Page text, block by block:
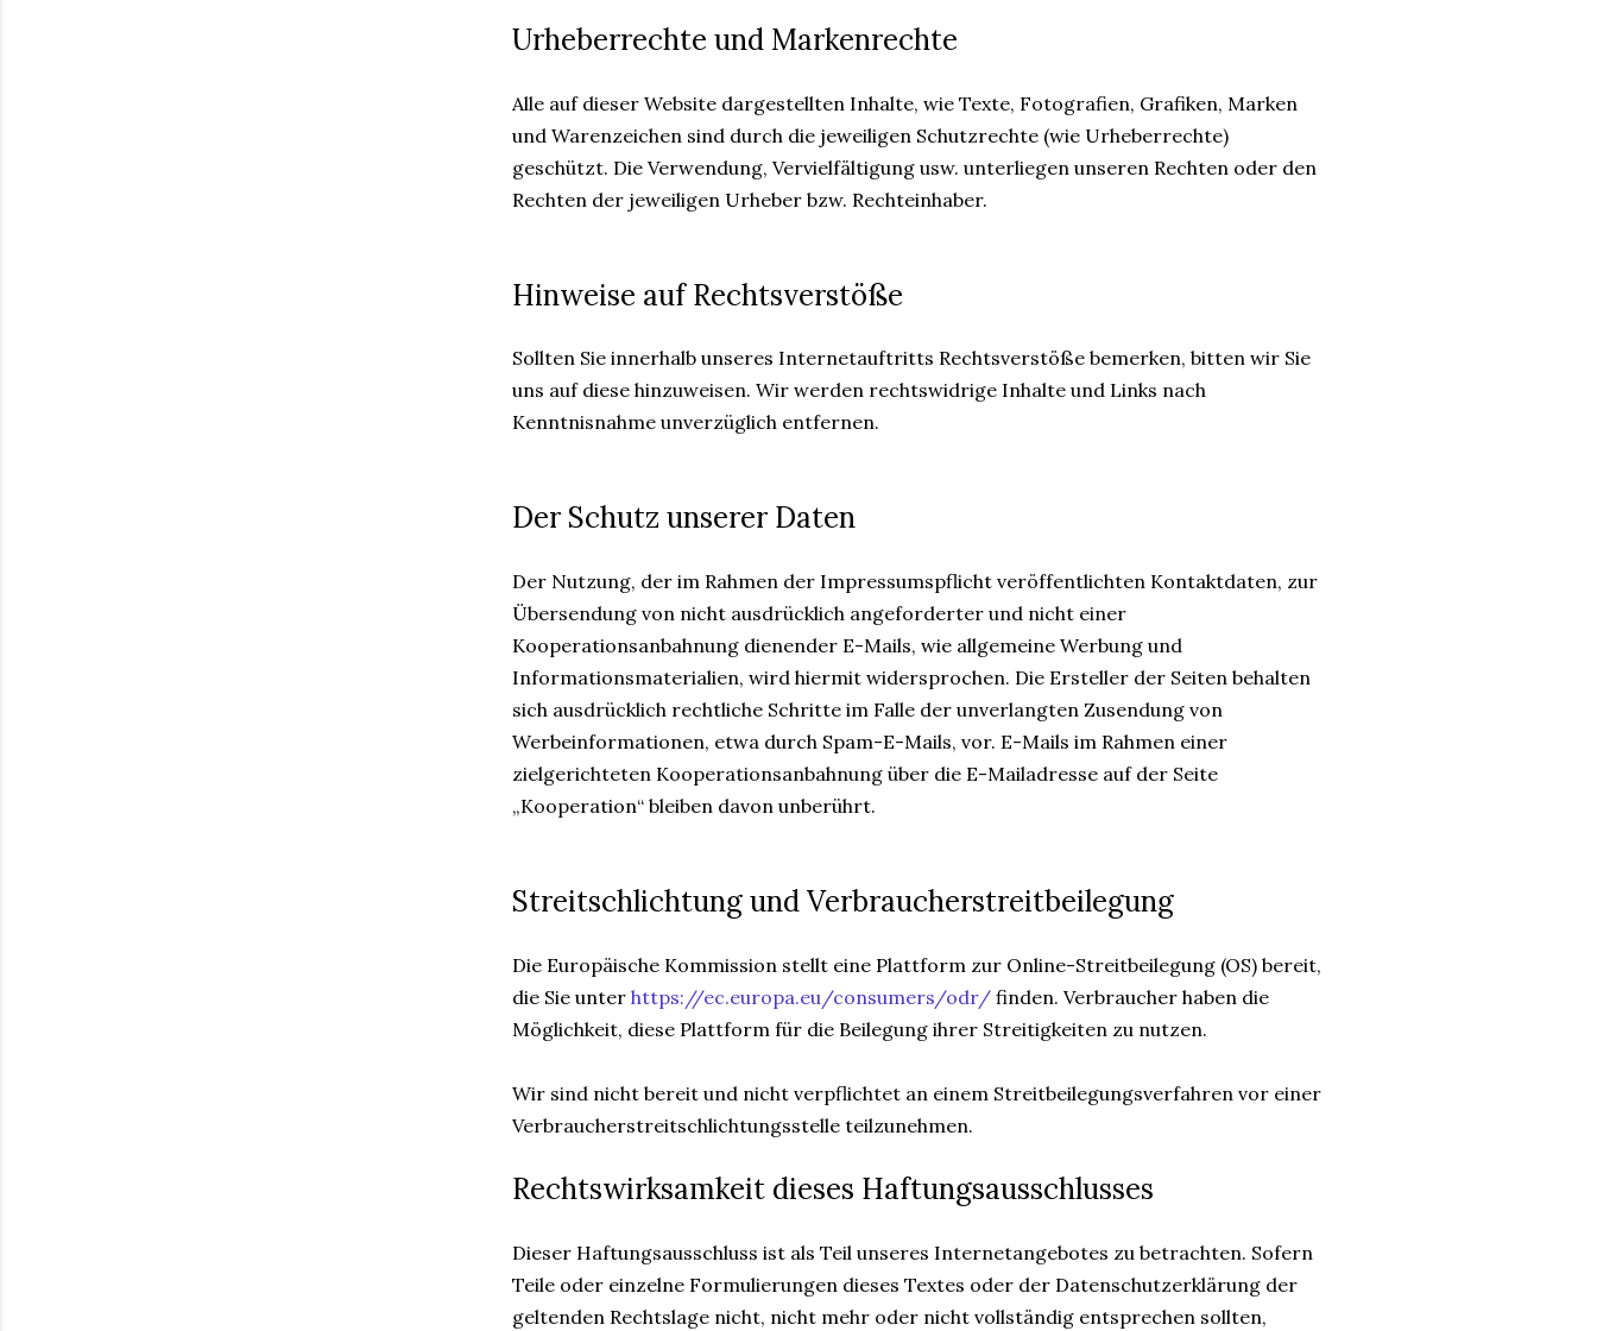
Urheberrechte und Markenrechte
Alle auf dieser Website dargestellten Inhalte, wie Texte, Fotografien, Grafiken, Marken
und Warenzeichen sind durch die jeweiligen Schutzrechte (wie Urheberrechte)
geschützt. Die Verwendung, Vervielfältigung usw. unterliegen unseren Rechten oder den
Rechten der jeweiligen Urheber bzw. Rechteinhaber.
Hinweise auf Rechtsverstöße
Sollten Sie innerhalb unseres Internetauftritts Rechtsverstöße bemerken, bitten wir Sie
uns auf diese hinzuweisen. Wir werden rechtswidrige Inhalte und Links nach
Kenntnisnahme unverzüglich entfernen.
Der Schutz unserer Daten
Der Nutzung, der im Rahmen der Impressumspflicht veröffentlichten Kontaktdaten, zur
Übersendung von nicht ausdrücklich angeforderter und nicht einer
Kooperationsanbahnung dienender E-Mails, wie allgemeine Werbung und
Informationsmaterialien, wird hiermit widersprochen. Die Ersteller der Seiten behalten
sich ausdrücklich rechtliche Schritte im Falle der unverlangten Zusendung von
Werbeinformationen, etwa durch Spam-E-Mails, vor. E-Mails im Rahmen einer
zielgerichteten Kooperationsanbahnung über die E-Mailadresse auf der Seite
„Kooperation“ bleiben davon unberührt.
Streitschlichtung und Verbraucherstreitbeilegung
Die Europäische Kommission stellt eine Plattform zur Online-Streitbeilegung (OS) bereit,
die Sie unter https://ec.europa.eu/consumers/odr/ finden. Verbraucher haben die
Möglichkeit, diese Plattform für die Beilegung ihrer Streitigkeiten zu nutzen.
Wir sind nicht bereit und nicht verpflichtet an einem Streitbeilegungsverfahren vor einer
Verbraucherstreitschlichtungsstelle teilzunehmen.
Rechtswirksamkeit dieses Haftungsausschlusses
Dieser Haftungsausschluss ist als Teil unseres Internetangebotes zu betrachten. Sofern
Teile oder einzelne Formulierungen dieses Textes oder der Datenschutzerklärung der
geltenden Rechtslage nicht, nicht mehr oder nicht vollständig entsprechen sollten,